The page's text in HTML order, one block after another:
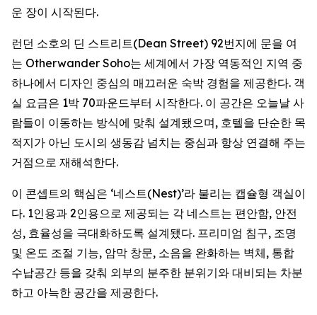
운 장이 시작된다.
런던 소호의 딘 스트리트(Dean Street) 92번지에 문을 여
는 Otherwander Soho는 세계에서 가장 역동적인 지역 중
하나에서 디자인 중심의 매끄러운 숙박 경험을 제공한다. 객
실 요금은 1박 70파운드부터 시작한다. 이 공간은 오늘날 사
람들이 이동하는 방식에 맞춰 설계됐으며, 호텔을 단순한 목
적지가 아닌 도시의 생동감 넘치는 중심과 항상 연결해 주는
거점으로 재해석한다.
이 콘셉트의 핵심은 ‘네스트(Nest)’라 불리는 캡슐형 객실이
다. 1인용과 2인용으로 제공되는 각 네스트는 편안함, 안전
성, 효율성을 극대화하도록 설계됐다. 프리미엄 침구, 조명
및 온도 조절 기능, 암막 창문, 소음을 완화하는 벽체, 통합
수납공간 등을 갖춰 외부의 분주한 분위기와 대비되는 차분
하고 아늑한 공간을 제공한다.